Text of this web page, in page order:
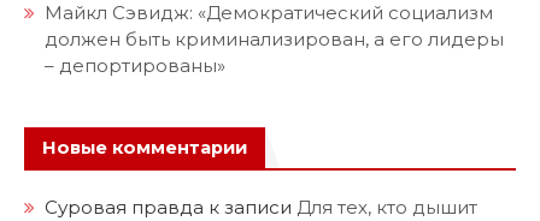
Майкл Сэвидж: «Демократический социализм
должен быть криминализирован, а его лидеры
– депортированы»
Новые комментарии
Суровая правда к записи Для тех, кто дышит